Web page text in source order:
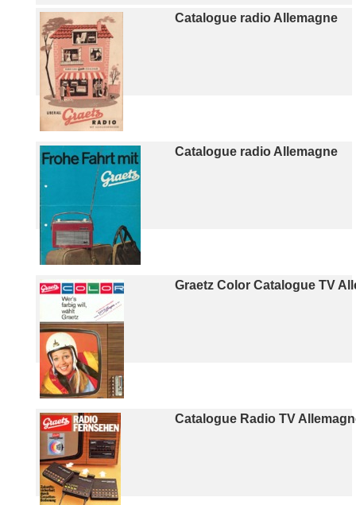
Catalogue radio Allemagne
Catalogue radio Allemagne
Graetz Color Catalogue TV
Catalogue Radio TV